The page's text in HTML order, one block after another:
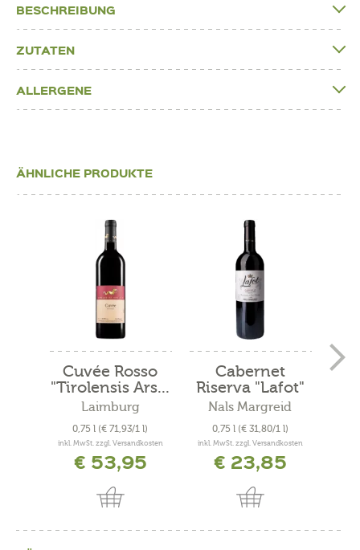
BESCHREIBUNG
ZUTATEN
ALLERGENE
ÄHNLICHE PRODUKTE
Cuvée Rosso
"Tirolensis Ars...
Laimburg
0,75 l (€ 71,93/1 l)
inkl. MwSt. zzgl. Versandkosten
€ 53,95
Cabernet
Riserva "Lafot"
2021
Nals Margreid
0,75 l (€ 31,80/1 l)
inkl. MwSt. zzgl. Versandkosten
€ 23,85